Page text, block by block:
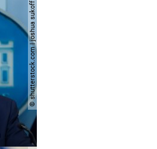
© shutterstock.com | joshua sukoff